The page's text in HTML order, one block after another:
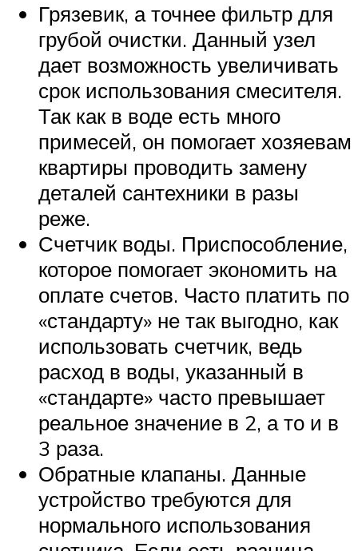
Грязевик, а точнее фильтр для
грубой очистки. Данный узел
дает возможность увеличивать
срок использования смесителя.
Так как в воде есть много
примесей, он помогает хозяевам
квартиры проводить замену
деталей сантехники в разы
реже.
Счетчик воды. Приспособление,
которое помогает экономить на
оплате счетов. Часто платить по
«стандарту» не так выгодно, как
использовать счетчик, ведь
расход в воды, указанный в
«стандарте» часто превышает
реальное значение в 2, а то и в
3 раза.
Обратные клапаны. Данные
устройство требуются для
нормального использования